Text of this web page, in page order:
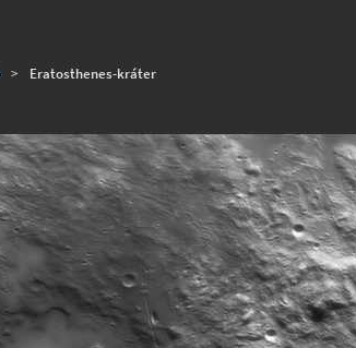
> Eratosthenes-kráter